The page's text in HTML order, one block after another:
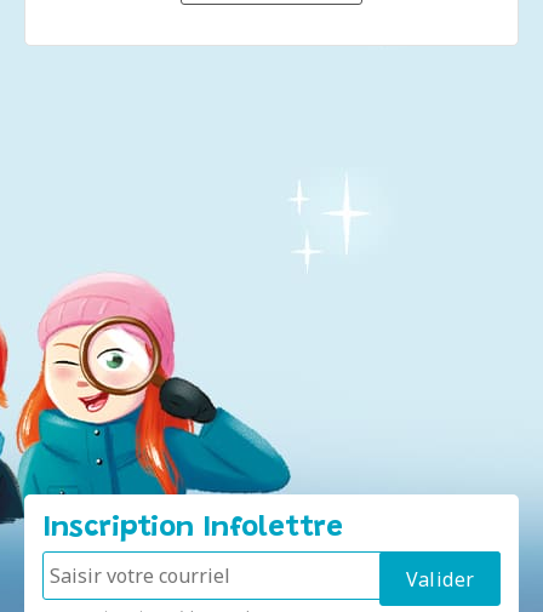
Inscription Infolettre